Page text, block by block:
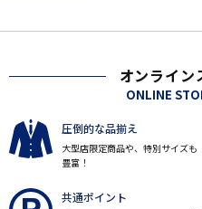
オンライン
ONLINE
圧倒的な品揃え
大型店限定商品や、特別サイズも
豊富！
共通ポイント